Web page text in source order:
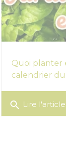
Quoi planter
calendrier
search Lire l'article